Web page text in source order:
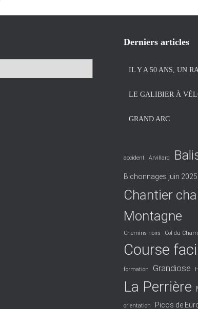
Derniers articles
IL Y A 50 ANS, UN
LE GALIBIER À
GRAND ARC
accident Arvillard
Bichonnages juin 2025
Chantier
Montagne
Chemins noirs Col du
Course
formation Grandiose
La Perrière
orientation Picos de